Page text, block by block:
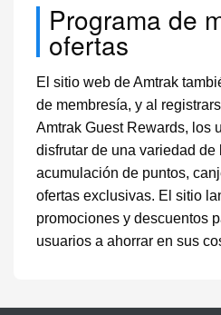
Programa de
ofertas
El sitio web de Amtrak
de membresía, y al
Amtrak Guest Rewards, los
disfrutar de una variedad de
acumulación de puntos,
ofertas exclusivas. El sitio
promociones y descuentos
usuarios a ahorrar en sus